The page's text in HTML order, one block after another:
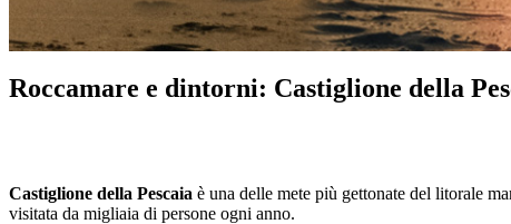
Roccamare e dintorni: Castiglione della
Castiglione della Pescaia è una delle mete più gettonate del litorale
visitata da migliaia di persone ogni anno.